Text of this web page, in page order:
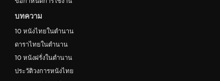
บทความ
10 หนังไทยในตำนาน
ดาราไทยในตำนาน
10 หนังฝรั่งในตำนาน
ประวัติวงการหนังไทย